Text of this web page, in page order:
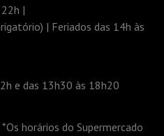
|
| Feriados das 14h às
e das 13h30 às 18h20
horários do Supermercado